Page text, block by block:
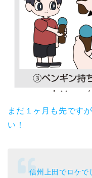
まだ１ヶ月も先です
い！
信州上田でロケで